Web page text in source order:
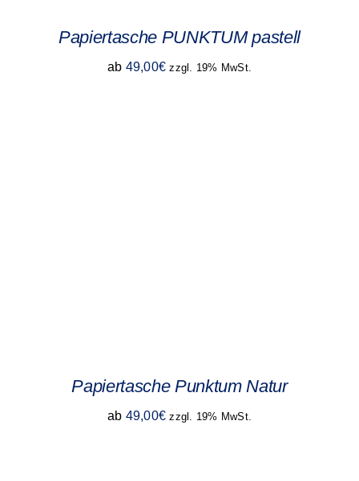
Papiertasche PUNKTUM pastell
ab 49,00€ zzgl. 19% MwSt.
Papiertasche Punktum Natur
ab 49,00€ zzgl. 19% MwSt.